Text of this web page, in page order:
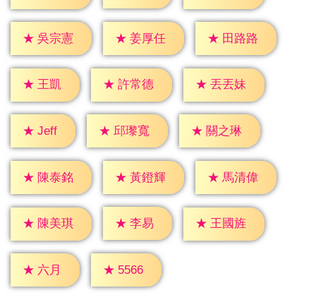
★ 吳宗憲 ★ 姜厚任 ★ 田路路
★ 王凱 ★ 許常德 ★ 丟丟妹
★ Jeff ★ 邱瓈寬 ★ 關之琳
★ 陳泰銘 ★ 黃鐙輝 ★ 馬清偉
★ 陳美琪 ★ 李易 ★ 王國旌
★ 六月 ★ 5566